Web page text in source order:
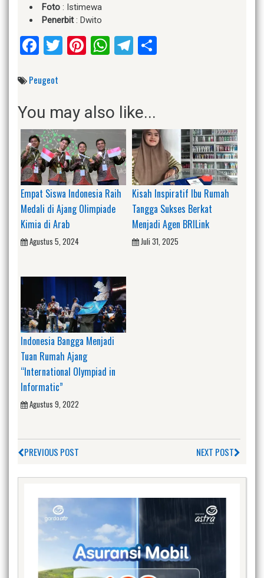
Foto : Istimewa
Penerbit: Dwito
Facebook
Twitter
Pinterest
WhatsApp
Telegram
Peugeot
You may also like...
Empat Siswa Indonesia Raih
Medali di Ajang Olimpiade
Kimia di Arab
Agustus 5, 2024
Kisah Inspiratif Ibu Rumah
Tangga Sukses Berkat
Menjadi Agen BRILink
Juli 31, 2025
Indonesia Bangga Menjadi
Tuan Rumah Ajang
“International Olympiad in
Informatic”
Agustus 9, 2022
PREVIOUS POST NEXT POST